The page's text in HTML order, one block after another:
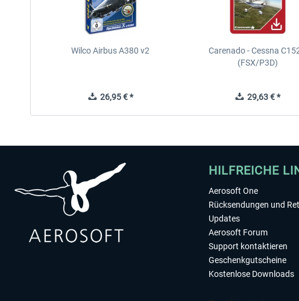
Wilco Airbus A380 v2
26,95 € *
Carenado - Cessna
(FSX/P3D)
29,63 € *
HILFREICHE
Aerosoft One
Rücksendungen und
Updates
Aerosoft Forum
Support kontaktieren
Geschenkgutscheine
Kostenlose Downloads